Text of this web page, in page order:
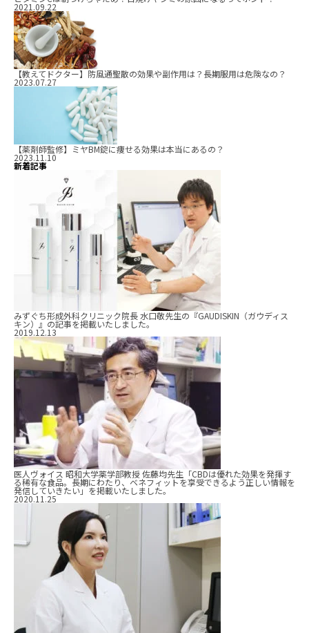
2021.09.22
【教えてドクター】防風通聖散の効果や副作用は？長期服用は危険なの？
2023.07.27
【薬剤師監修】ミヤBM錠に痩せる効果は本当にあるの？
2023.11.10
新着記事
みずぐち形成外科クリニック院長 水口敬先生の『GAUDISKIN（ガウディス
キン）』の記事を掲載いたしました。
2019.12.13
医人ヴォイス 昭和大学薬学部教授 佐藤均先生「CBDは優れた効果を発揮す
る稀有な食品。長期にわたり、ベネフィットを享受できるよう正しい情報を
発信していきたい」を掲載いたしました。
2020.11.25